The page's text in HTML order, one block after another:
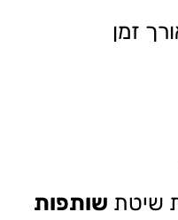
זמן
שיטת שותפות